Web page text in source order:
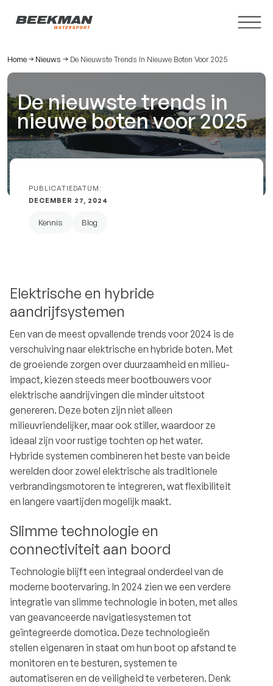
Home Nieuws De Nieuwste Trends In Nieuwe Boten Voor 2025
De nieuwste trends in
nieuwe boten voor 2025
PUBLICATIEDATUM:
DECEMBER 27, 2024
Kennis Blog
Elektrische en hybride
aandrijfsystemen
Een van de meest opvallende trends voor 2024 is de
verschuiving naar elektrische en hybride boten. Met
de groeiende zorgen over duurzaamheid en milieu-
impact, kiezen steeds meer bootbouwers voor
elektrische aandrijvingen die minder uitstoot
genereren. Deze boten zijn niet alleen
milieuvriendelijker, maar ook stiller, waardoor ze
ideaal zijn voor rustige tochten op het water.
Hybride systemen combineren het beste van beide
werelden door zowel elektrische als traditionele
verbrandingsmotoren te integreren, wat flexibiliteit
en langere vaartijden mogelijk maakt.
Slimme technologie en
connectiviteit aan boord
Technologie blijft een integraal onderdeel van de
moderne bootervaring. In 2024 zien we een verdere
integratie van slimme technologie in boten, met alles
van geavanceerde navigatiesystemen tot
geïntegreerde domotica. Deze technologieën
stellen eigenaren in staat om hun boot op afstand te
monitoren en te besturen, systemen te
automatiseren en de veiligheid te verbeteren. Denk